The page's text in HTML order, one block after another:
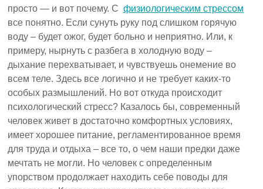
просто — и вот почему. С физиологическим стрессом
все понятно. Если сунуть руку под слишком горячую
воду – будет ожог, будет больно и неприятно. Или, к
примеру, нырнуть с разбега в холодную воду –
дыхание перехватывает, и чувствуешь онемение во
всем теле. Здесь все логично и не требует каких-то
особых размышлений. Но вот откуда происходит
психологический стресс? Казалось бы, современный
человек живет в достаточно комфортных условиях,
имеет хорошее питание, регламентированное время
для труда и отдыха – все то, о чем наши предки даже
мечтать не могли. Но человек с определенным
упорством продолжает находить себе поводы для